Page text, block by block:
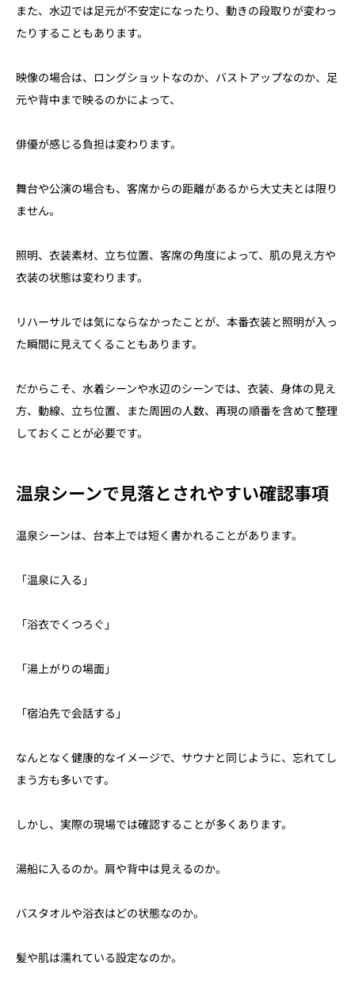
また、水辺では足元が不安定になったり、動きの段取りが変わっ
たりすることもあります。
映像の場合は、ロングショットなのか、バストアップなのか、足
元や背中まで映るのかによって、
俳優が感じる負担は変わります。
舞台や公演の場合も、客席からの距離があるから大丈夫とは限り
ません。
照明、衣装素材、立ち位置、客席の角度によって、肌の見え方や
衣装の状態は変わります。
リハーサルでは気にならなかったことが、本番衣装と照明が入っ
た瞬間に見えてくることもあります。
だからこそ、水着シーンや水辺のシーンでは、衣装、身体の見え
方、動線、立ち位置、また周囲の人数、再現の順番を含めて整理
しておくことが必要です。
温泉シーンで見落とされやすい確認事項
温泉シーンは、台本上では短く書かれることがあります。
「温泉に入る」
「浴衣でくつろぐ」
「湯上がりの場面」
「宿泊先で会話する」
なんとなく健康的なイメージで、サウナと同じように、忘れてし
まう方も多いです。
しかし、実際の現場では確認することが多くあります。
湯船に入るのか。肩や背中は見えるのか。
バスタオルや浴衣はどの状態なのか。
髪や肌は濡れている設定なのか。